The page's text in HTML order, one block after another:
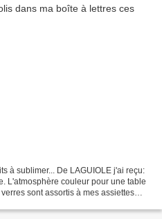
à sublimer... De LAGUIOLE j'ai reçu:
L'atmosphère couleur pour une table
sont assortis à mes assiettes